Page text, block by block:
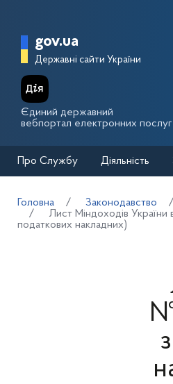
Головна
gov.ua
Державні сайти України
Єдиний державний
вебпортал електронних послуг
Про Службу Діяльність
Головна Законодавство
Лист Міндоходів
податкових накладних)